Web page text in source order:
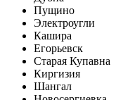
Пущино
Электроугли
Кашира
Егорьевск
Старая Купавна
Киргизия
Шангал